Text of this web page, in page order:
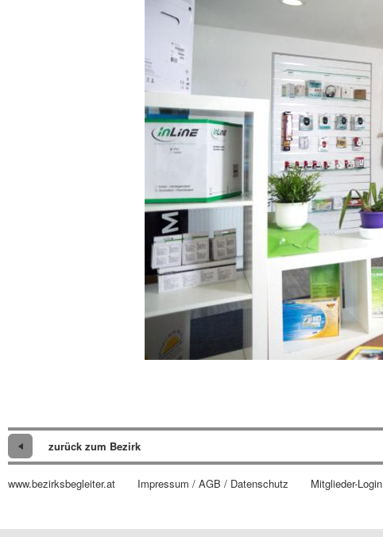
zurück zum Bezirk
www.bezirksbegleiter.at Impressum / AGB / Datenschutz Mitglieder-Login